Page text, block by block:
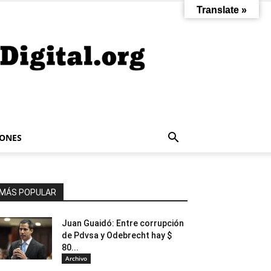
MÁS POPULAR
Juan Guaidó: Entre corrupción
de Pdvsa y Odebrecht hay $
80...
Archivo
Translate »